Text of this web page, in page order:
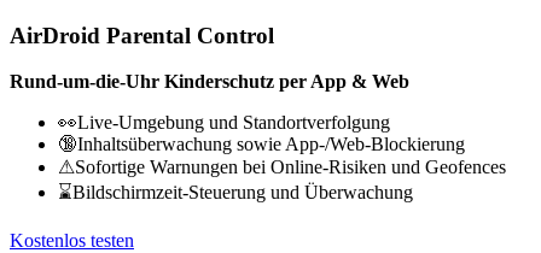
AirDroid Parental Control
Rund-um-die-Uhr Kinderschutz per App & Web
👀Live-Umgebung und Standortverfolgung
🔞Inhaltsüberwachung sowie App-/Web-Blockierung
⚠Sofortige Warnungen bei Online-Risiken und Geofences
⌛Bildschirmzeit-Steuerung und Überwachung
Kostenlos testen